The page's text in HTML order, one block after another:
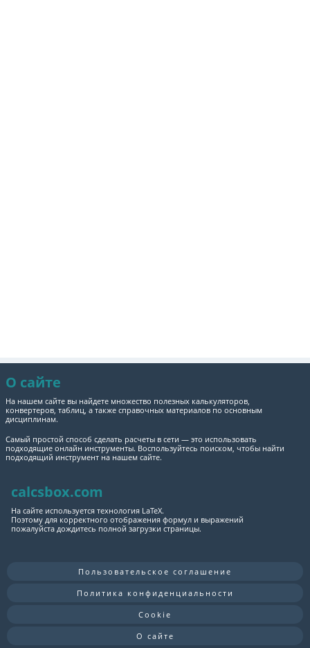
О сайте
На нашем сайте вы найдете множество полезных калькуляторов,
конвертеров, таблиц, а также справочных материалов по основным
дисциплинам.
Самый простой способ сделать расчеты в сети — это использовать
подходящие онлайн инструменты. Воспользуйтесь поиском, чтобы найти
подходящий инструмент на нашем сайте.
calcsbox.com
На сайте используется технология LaTeX.
Поэтому для корректного отображения формул и выражений
пожалуйста дождитесь полной загрузки страницы.
Пользовательское соглашение
Политика конфиденциальности
Cookie
О сайте